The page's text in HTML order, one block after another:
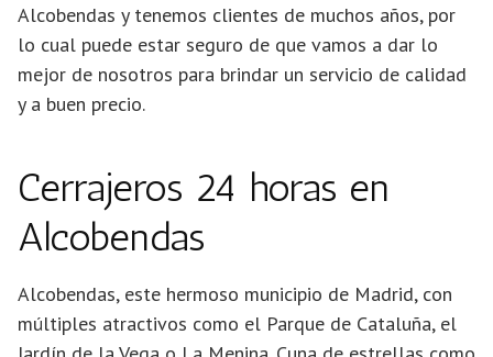
Alcobendas y tenemos clientes de muchos años, por
lo cual puede estar seguro de que vamos a dar lo
mejor de nosotros para brindar un servicio de calidad
y a buen precio.
Cerrajeros 24 horas en
Alcobendas
Alcobendas, este hermoso municipio de Madrid, con
múltiples atractivos como el Parque de Cataluña, el